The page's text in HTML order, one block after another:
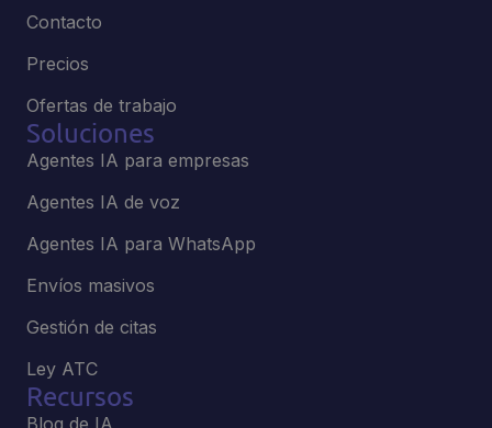
Contacto
Precios
Ofertas de trabajo
Soluciones
Agentes IA para empresas
Agentes IA de voz
Agentes IA para WhatsApp
Envíos masivos
Gestión de citas
Ley ATC
Recursos
Blog de IA